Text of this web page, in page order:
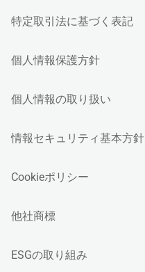
特定取引法に基づく表記
個人情報保護方針
個人情報の取り扱い
情報セキュリティ基本方針
Cookieポリシー
他社商標
ESGの取り組み